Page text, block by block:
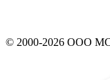
© 2000-2026 ООО